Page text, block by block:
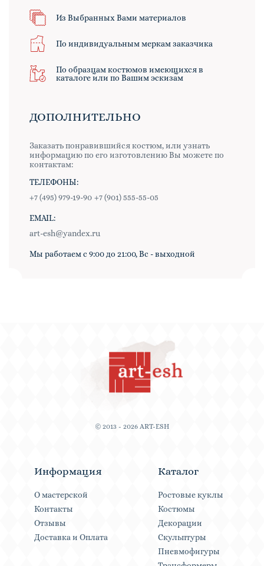
Из Выбранных Вами материалов
По индивидуальным меркам заказчика
По образцам костюмов имеющихся в
каталоге или по Вашим эскизам
ДОПОЛНИТЕЛЬНО
Заказать понравившийся костюм, или узнать
информацию по его изготовлению Вы можете по
контактам:
ТЕЛЕФОНЫ:
+7 (495) 979-19-90 +7 (901) 555-55-05
EMAIL:
art-esh@yandex.ru
Мы работаем с 9:00 до 21:00, Вс - выходной
© 2013 - 2026 ART-ESH
Информация
О мастерской
Контакты
Отзывы
Доставка и Оплата
Каталог
Ростовые куклы
Костюмы
Декорации
Скульптуры
Пневмофигуры